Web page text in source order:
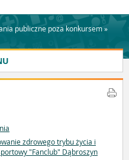
publiczne poza konkursem»
zdrowego trybu życia i
"Fanclub" Dąbroszyn